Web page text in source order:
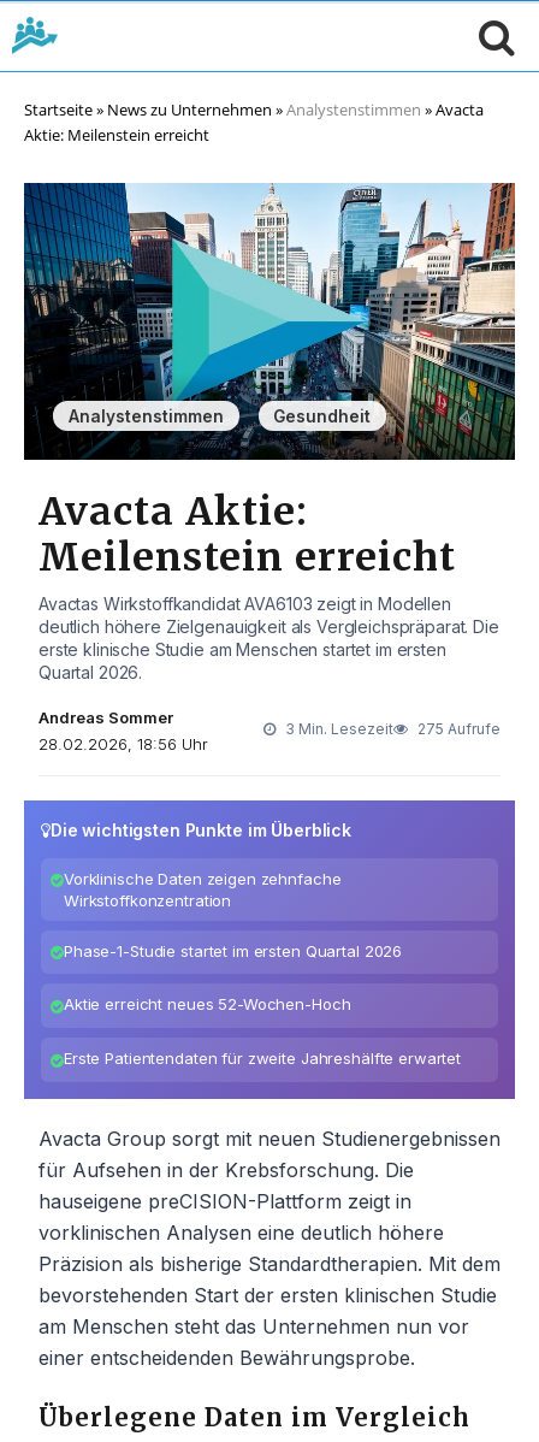
Startseite» News zu Unternehmen »Analystenstimmen »Avacta
Aktie: Meilenstein erreicht
Analystenstimmen , Gesundheit
Avacta Aktie:
Meilenstein erreicht
Avactas Wirkstoffkandidat AVA6103 zeigt in Modellen
deutlich höhere Zielgenauigkeit als Vergleichspräparat. Die
erste klinische Studie am Menschen startet im ersten
Quartal 2026.
Andreas Sommer
28.02.2026, 18:56 Uhr
3 Min. Lesezeit 275 Aufrufe
Die wichtigsten Punkte im Überblick
Vorklinische Daten zeigen zehnfache
Wirkstoffkonzentration
Phase-1-Studie startet im ersten Quartal 2026
Aktie erreicht neues 52-Wochen-Hoch
Erste Patientendaten für zweite Jahreshälfte erwartet
Avacta Group sorgt mit neuen Studienergebnissen
für Aufsehen in der Krebsforschung. Die
hauseigene preCISION-Plattform zeigt in
vorklinischen Analysen eine deutlich höhere
Präzision als bisherige Standardtherapien. Mit dem
bevorstehenden Start der ersten klinischen Studie
am Menschen steht das Unternehmen nun vor
einer entscheidenden Bewährungsprobe.
Überlegene Daten im Vergleich